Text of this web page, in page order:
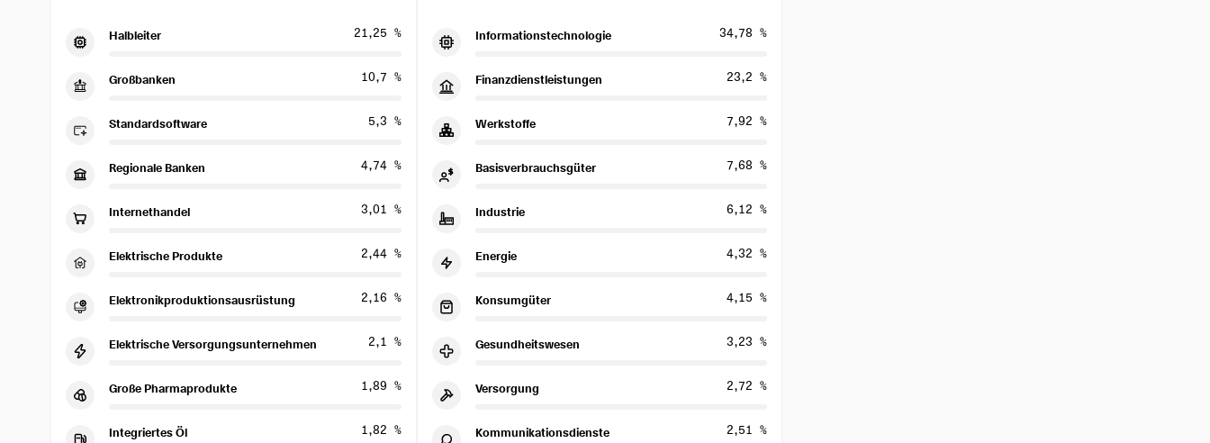
Halbleiter 21,25 %
Großbanken 10,7 %
Standardsoftware 5,3 %
Regionale Banken 4,74 %
Internethandel 3,01 %
Elektrische Produkte 2,44 %
Elektronikproduktionsausrüstung 2,16 %
Elektrische Versorgungsunternehmen 2,1 %
Große Pharmaprodukte 1,89 %
Integriertes Öl 1,82 %
Informationstechnologie 34,78 %
Finanzdienstleistungen 23,2 %
Werkstoffe 7,92 %
Basisverbrauchsgüter 7,68 %
Industrie 6,12 %
Energie 4,32 %
Konsumgüter 4,15 %
Gesundheitswesen 3,23 %
Versorgung 2,72 %
Kommunikationsdienste 2,51 %